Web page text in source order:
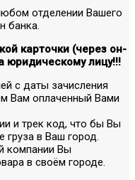
отделении Вашего
банка.
карточки (через он-
юридическому лицу!!!
с даты зачисления
Вам оплаченный Вами
и трек код, что бы Вы
груза в Ваш город.
компании Вы
в своём городе.